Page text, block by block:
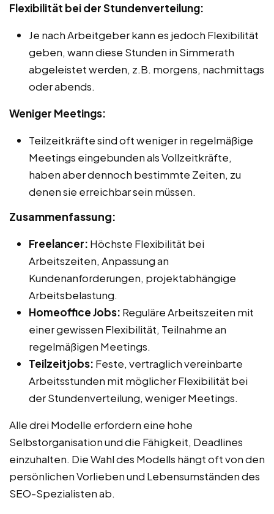
Flexibilität bei der Stundenverteilung:
Je nach Arbeitgeber kann es jedoch Flexibilität
geben, wann diese Stunden in Simmerath
abgeleistet werden, z.B. morgens, nachmittags
oder abends.
Weniger Meetings:
Teilzeitkräfte sind oft weniger in regelmäßige
Meetings eingebunden als Vollzeitkräfte,
haben aber dennoch bestimmte Zeiten, zu
denen sie erreichbar sein müssen.
Zusammenfassung:
Freelancer: Höchste Flexibilität bei
Arbeitszeiten, Anpassung an
Kundenanforderungen, projektabhängige
Arbeitsbelastung.
Homeoffice Jobs: Reguläre Arbeitszeiten mit
einer gewissen Flexibilität, Teilnahme an
regelmäßigen Meetings.
Teilzeitjobs: Feste, vertraglich vereinbarte
Arbeitsstunden mit möglicher Flexibilität bei
der Stundenverteilung, weniger Meetings.
Alle drei Modelle erfordern eine hohe
Selbstorganisation und die Fähigkeit, Deadlines
einzuhalten. Die Wahl des Modells hängt oft von den
persönlichen Vorlieben und Lebensumständen des
SEO-Spezialisten ab.